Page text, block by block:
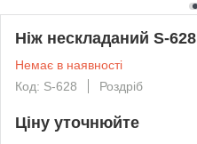
Ніж нескладаний S-628
Немає в наявності
Код: S-628
Роздріб
Ціну уточнюйте